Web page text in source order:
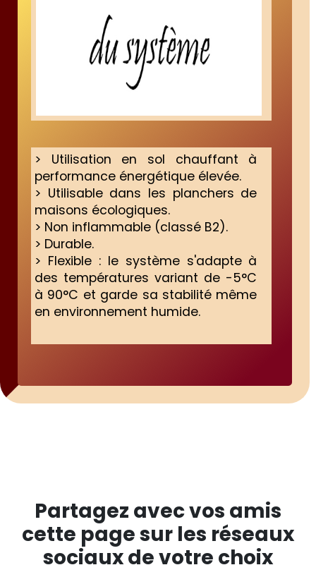
> Utilisation en sol chauffant à
performance énergétique élevée.
> Utilisable dans les planchers de
maisons écologiques.
> Non inflammable (classé B2).
> Durable.
> Flexible : le système s'adapte à
des températures variant de -5°C
à 90°C et garde sa stabilité même
en environnement humide.
Partagez avec vos amis
cette page sur les réseaux
sociaux de votre choix